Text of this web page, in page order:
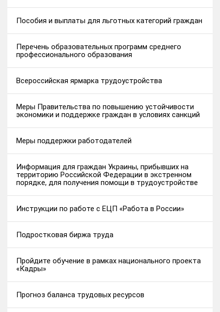
Пособия и выплаты для льготных категорий граждан
Перечень образовательных программ среднего
профессионального образования
Всероссийская ярмарка трудоустройства
Меры Правительства по повышению устойчивости
экономики и поддержке граждан в условиях санкций
Меры поддержки работодателей
Информация для граждан Украины, прибывших на
территорию Российской Федерации в экстренном
порядке, для получения помощи в трудоустройстве
Инструкции по работе с ЕЦП «Работа в России»
Подростковая биржа труда
Пройдите обучение в рамках национального проекта
«Кадры»
Прогноз баланса трудовых ресурсов